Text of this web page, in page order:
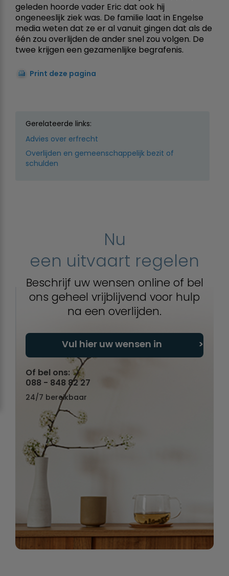
geleden hoorde vader Eric dat ook hij
ongeneeslijk ziek was. De familie laat in Engelse
media weten dat ze er al vanuit gingen dat als de
één zou overlijden de ander snel zou volgen. De
twee krijgen een gezamenlijke begrafenis.
Print deze pagina
Gerelateerde links:
Advies over erfrecht
Overlijden en gemeenschappelijk bezit of
schulden
Nu
een uitvaart regelen
Beschrijf uw wensen online of bel
ons geheel vrijblijvend voor hulp
na een overlijden.
Vul hier uw wensen in
Of bel ons:
088 - 848 82 27
24/7 bereikbaar